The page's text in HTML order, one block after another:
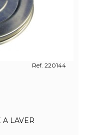
Ref. 220144
LAVER